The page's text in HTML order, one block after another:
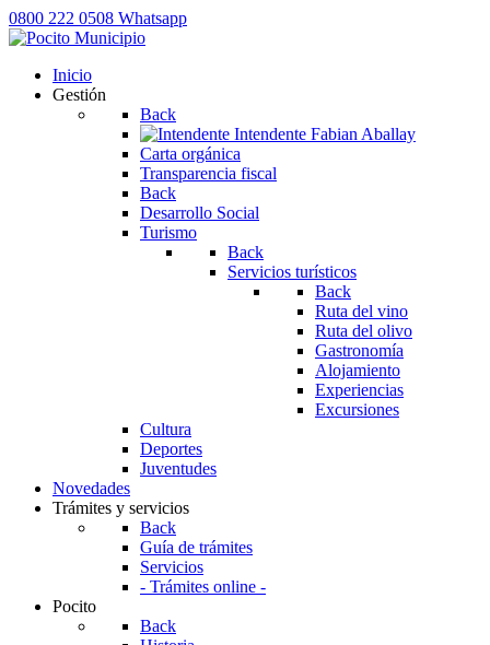
0800 222 0508 Whatsapp
Inicio
Gestión
Back
Intendente Fabian Aballay
Carta orgánica
Transparencia fiscal
Back
Desarrollo Social
Turismo
Back
Servicios turísticos
Back
Ruta del vino
Ruta del olivo
Gastronomía
Alojamiento
Experiencias
Excursiones
Cultura
Deportes
Juventudes
Novedades
Trámites y servicios
Back
Guía de trámites
Servicios
- Trámites online -
Pocito
Back